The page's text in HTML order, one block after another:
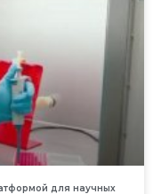
для научных